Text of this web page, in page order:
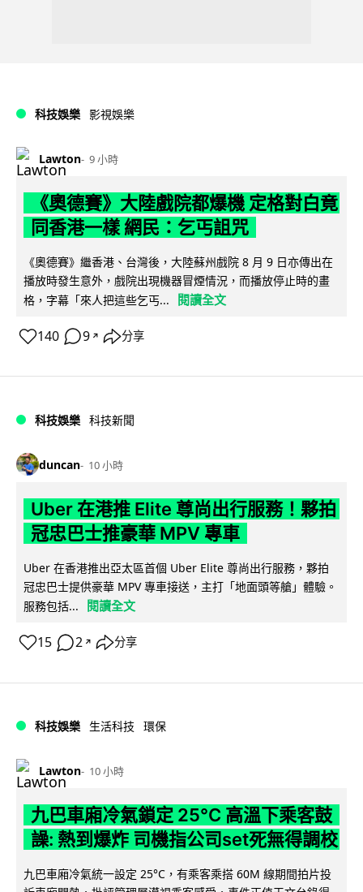
科技娛樂 影視娛樂
Lawton 9 小時
《奧德賽》大陸戲院都爆機 定格對白竟
同香港一樣 網民：乞丐詛咒
《奧德賽》繼香港、台灣後，大陸蘇州戲院 8 月 9 日亦傳出在
播放時發生意外，戲院出現機器冒煙情況，而播放停止時的畫
格，字幕「來人把這些乞丐...
閱讀全文
140 9 ↗ 分享
科技娛樂 科技新聞
duncan 10 小時
Uber 在港推 Elite 尊尚出行服務！夥拍
冠忠巴士推豪華 MPV 專車
Uber 在香港推出亞太區首個 Uber Elite 尊尚出行服務，夥拍
冠忠巴士提供豪華 MPV 專車接送，主打「地面頭等艙」體驗。
服務包括...
閱讀全文
15 2 ↗ 分享
科技娛樂 生活科技 環保
Lawton 10 小時
九巴車廂冷氣鎖定 25°C 高溫下乘客鼓
譟: 熱到爆炸 司機指公司set死無得調校
九巴車廂冷氣統一設定 25°C，有乘客乘搭 60M 線期間拍片投